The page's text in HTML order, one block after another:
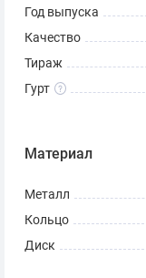
Скульптор:Е.И.
монеты
Древний город
несколько
Год выпуска
Качество
Тираж
Гурт
Материал
Металл
Кольцо
Диск